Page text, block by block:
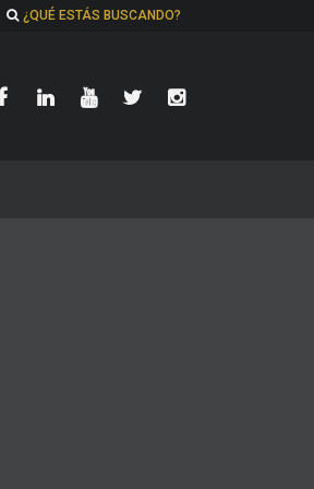
¿QUÉ ESTÁS BUSCANDO?